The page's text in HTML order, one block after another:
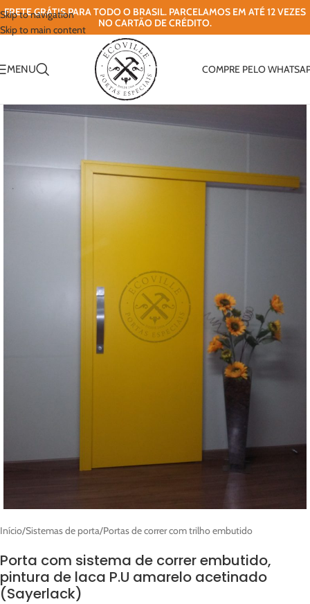
Skip to navigation
Skip to main content
FRETE GRÁTIS PARA TODO O BRASIL. PARCELAMOS EM ATÉ 12 VEZES
NO CARTÃO DE CRÉDITO.
MENU COMPRE PELO
Início/Sistemas de porta/Portas de correr com trilho embutido
Porta com sistema de correr embutido,
pintura de laca P.U amarelo acetinado
(Sayerlack)